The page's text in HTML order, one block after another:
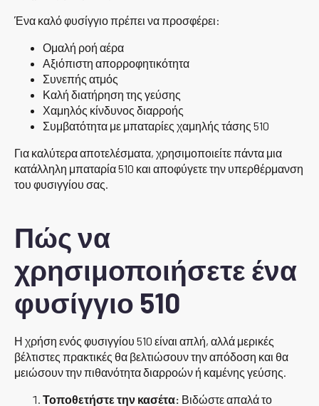
Ένα καλό φυσίγγιο πρέπει να προσφέρει:
Ομαλή ροή αέρα
Αξιόπιστη απορροφητικότητα
Συνεπής ατμός
Καλή διατήρηση της γεύσης
Χαμηλός κίνδυνος διαρροής
Συμβατότητα με μπαταρίες χαμηλής τάσης 510
Για καλύτερα αποτελέσματα, χρησιμοποιείτε πάντα μια
κατάλληλη μπαταρία 510 και αποφύγετε την υπερθέρμανση
του φυσιγγίου σας.
Πώς να
χρησιμοποιήσετε ένα
φυσίγγιο 510
Η χρήση ενός φυσιγγίου 510 είναι απλή, αλλά μερικές
βέλτιστες πρακτικές θα βελτιώσουν την απόδοση και θα
μειώσουν την πιθανότητα διαρροών ή καμένης γεύσης.
Τοποθετήστε την κασέτα: Βιδώστε απαλά το